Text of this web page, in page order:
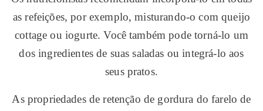
as refeições, por exemplo, misturando-o com queijo
cottage ou iogurte. Você também pode torná-lo um
dos ingredientes de suas saladas ou integrá-lo aos
seus pratos.
As propriedades de retenção de gordura do farelo de